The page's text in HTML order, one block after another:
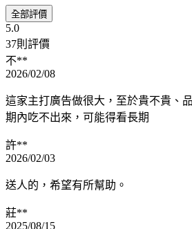
全部評價
5.0
37則評價
不**
2026/02/08
這家主打廣告做很大，至於貴不貴、
期內吃不出來，可能得看長期
許**
2026/02/03
送人的，希望有所幫助。
莊**
2025/08/15